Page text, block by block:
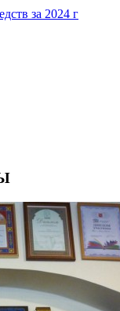
за 2024 г